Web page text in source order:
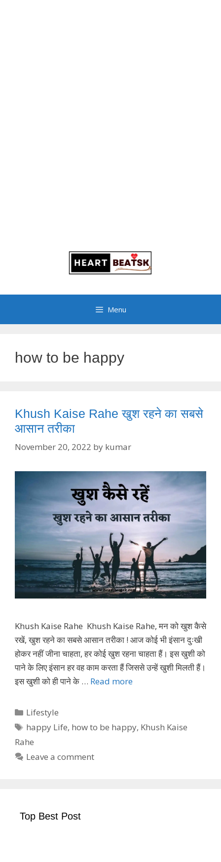
Menu
how to be happy
Khush Kaise Rahe खुश रहने का सबसे
आसान तरीका
November 20, 2022 by kumar
Khush Kaise Rahe Khush Kaise Rahe, मन को खुश कैसे
रखें, खुश रहने का सबसे आसान तरीका ! आज कोई भी इंसान दुःखी
होकर नहीं जीना चाहता, हर कोई खुश रहना चाहता हैं। इस खुशी को
पाने के लिए इंसान हर वह काम करता हैं जिससे उन्हें खुशी मिलती हैं।
इस खुशी को ही पाने के … Read more
Categories
Lifestyle
Tags
happy Life, how to be happy, Khush Kaise
Rahe
Leave a comment
Top Best Post